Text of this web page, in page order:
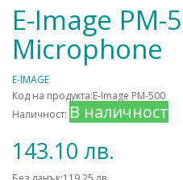
E-Image PM-
Microphone
E-IMAGE
Код на продукта:E-Image PM-500
Наличност: В наличност
143.10 лв.